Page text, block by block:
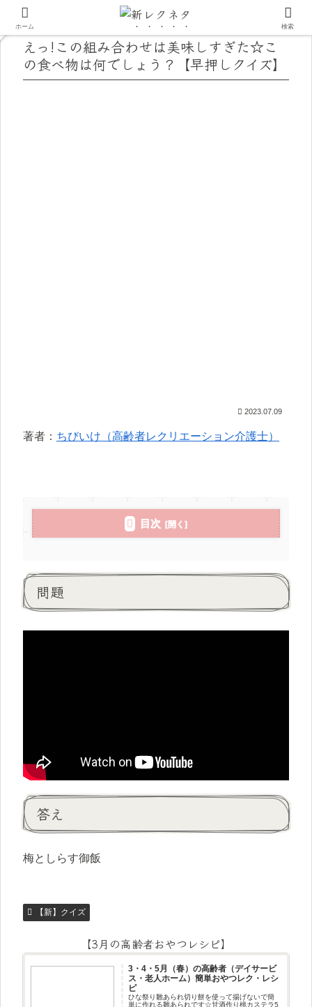
えっ!この組み合わせは美味しすぎた☆こ
の食べ物は何でしょう？【早押しクイズ】
2023.07.09
著者： ちびいけ（高齢者レクリエーション介護士）
目次
問題
答え
梅としらす御飯
【新】クイズ
【3月の高齢者おやつレシピ】
3・4・5月（春）の高齢者（デイサービ
ス・老人ホーム）簡単おやつレク・レシ
ピ
ひな祭り雛あられ切り餅を使って揚げないで簡
単に作れる雛あられです☆甘酒作り桃カステラ5
ホーム 検索